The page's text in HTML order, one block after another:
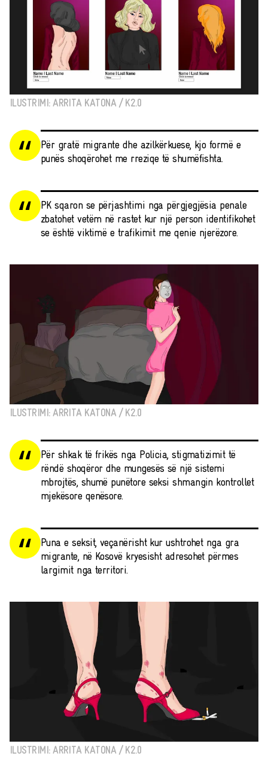
ILUSTRIMI: ARRITA KATONA / K2.0
Për gratë migrante dhe azilkërkuese, kjo formë e
punës shoqërohet me rreziqe të shumëfishta.
PK sqaron se përjashtimi nga përgjegjësia penale
zbatohet vetëm në rastet kur një person identifikohet
se është viktimë e trafikimit me qenie njerëzore.
ILUSTRIMI: ARRITA KATONA / K2.0
Për shkak të frikës nga Policia, stigmatizimit të
rëndë shoqëror dhe mungesës së një sistemi
mbrojtës, shumë punëtore seksi shmangin kontrollet
mjekësore qenësore.
Puna e seksit, veçanërisht kur ushtrohet nga gra
migrante, në Kosovë kryesisht adresohet përmes
largimit nga territori.
ILUSTRIMI: ARRITA KATONA / K2.0